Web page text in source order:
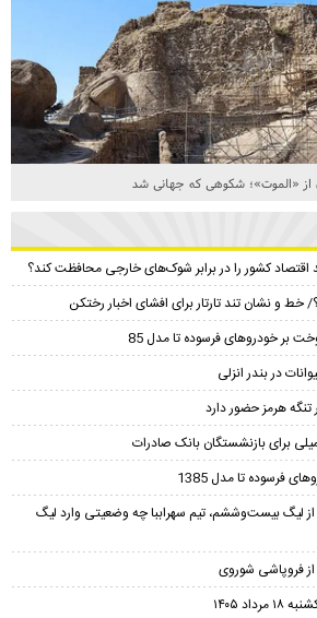
از «الموت»؛ شکوهی که جهانی شد
کشور را در برابر شوک‌های خارجی محافظت کند؟
و نشان تند تارتار برای افشای اخبار رختکن
بر خودروهای فرسوده تا مدل 85
در بندر انزلی
تنگه هرمز حضور دارد
برای بازنشستگان بانک صادرات
تا مدل 1385
لیگ بیست‌و‌ششم، تیم سهراببا چه وضعیتی وارد لیگ
فروپاشی شوروی
۱۴۰۵